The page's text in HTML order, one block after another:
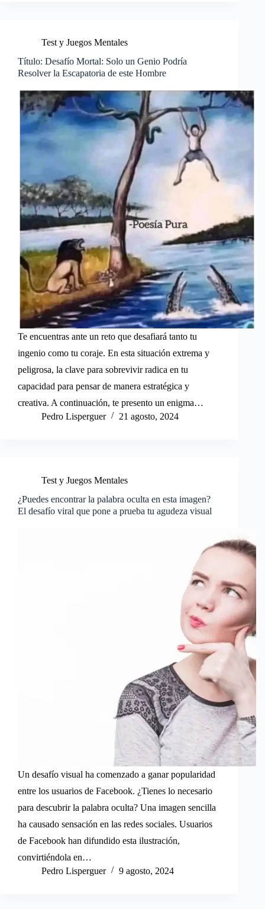
Test y Juegos Mentales
Título: Desafío Mortal: Solo un Genio Podría
Resolver la Escapatoria de este Hombre
Te encuentras ante un reto que desafiará tanto tu
ingenio como tu coraje. En esta situación extrema y
peligrosa, la clave para sobrevivir radica en tu
capacidad para pensar de manera estratégica y
creativa. A continuación, te presento un enigma…
Pedro Lisperguer
21 agosto, 2024
Test y Juegos Mentales
¿Puedes encontrar la palabra oculta en esta imagen?
El desafío viral que pone a prueba tu agudeza visual
Un desafío visual ha comenzado a ganar popularidad
entre los usuarios de Facebook. ¿Tienes lo necesario
para descubrir la palabra oculta? Una imagen sencilla
ha causado sensación en las redes sociales. Usuarios
de Facebook han difundido esta ilustración,
convirtiéndola en…
Pedro Lisperguer
9 agosto, 2024